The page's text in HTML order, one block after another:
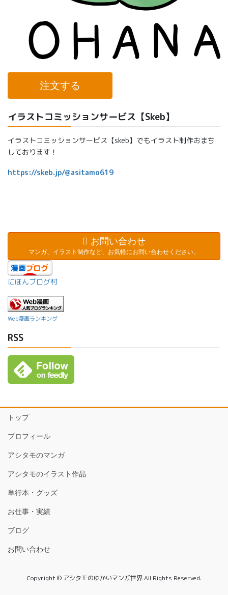
注文する
イラストコミッションサービス【Skeb】
イラストコミッションサービス【skeb】でもイラスト制作おまち
しております！
https://skeb.jp/@asitamo619
お問い合わせ
マンガ、イラスト制作など、お気軽にお問い合わせください。
にほんブログ村
Web漫画ランキング
RSS
トップ
プロフィール
アシタモのマンガ
アシタモのイラスト作品
単行本・グッズ
お仕事・実績
ブログ
お問い合わせ
Copyright © アシタモのゆかいマンガ世界 All Rights Reserved.